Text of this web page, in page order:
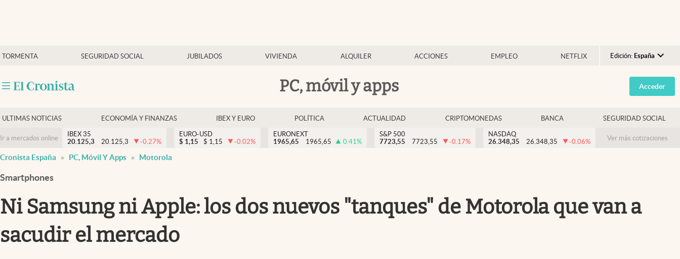
TORMENTA SEGURIDAD SOCIAL JUBILADOS VIVIENDA ALQUILER ACCIONES EMPLEO NETFLIX Edición: España
Argentina
España
USA
Colombia
PC, móvil y apps
Economía y finanzas
Criptomonedas
Acceder
ULTIMAS NOTICIAS ECONOMÍA Y FINANZAS IBEX Y EURO POLÍTICA ACTUALIDAD CRIPTOMONEDAS BANCA SEGURIDAD SOCIAL
Ir a mercados online
IBEX 35
20.125,3
20.125,3 -0.27%
EURO-USD
$ 1,15 $ 1,15 -0.02%
EURONEXT
1965,65
1965,65 0.41%
S&P 500
7723,55
7723,55 -0.17%
NASDAQ
26.348,35
26.348,35 -0.06% Ver más cotizaciones
Cronista España PC, Móvil Y Apps Motorola
Smartphones
Ni Samsung ni Apple: los dos nuevos "tanques" de Motorola que van a
sacudir el mercado